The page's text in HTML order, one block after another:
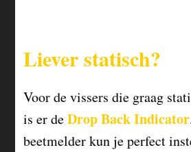
Liever statisch?
Voor de vissers die graag
is er deDrop Back Indicator
beetmelder kun je perfect